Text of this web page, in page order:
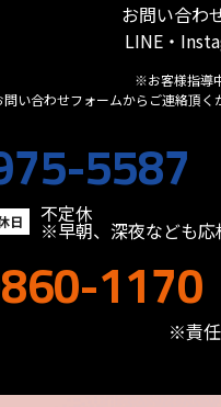
お問い合わ
LINE・
※お客様指導
問い合わせフォームからご連絡頂
5587
日 不定休
※早朝、深夜なども応
1170
※責